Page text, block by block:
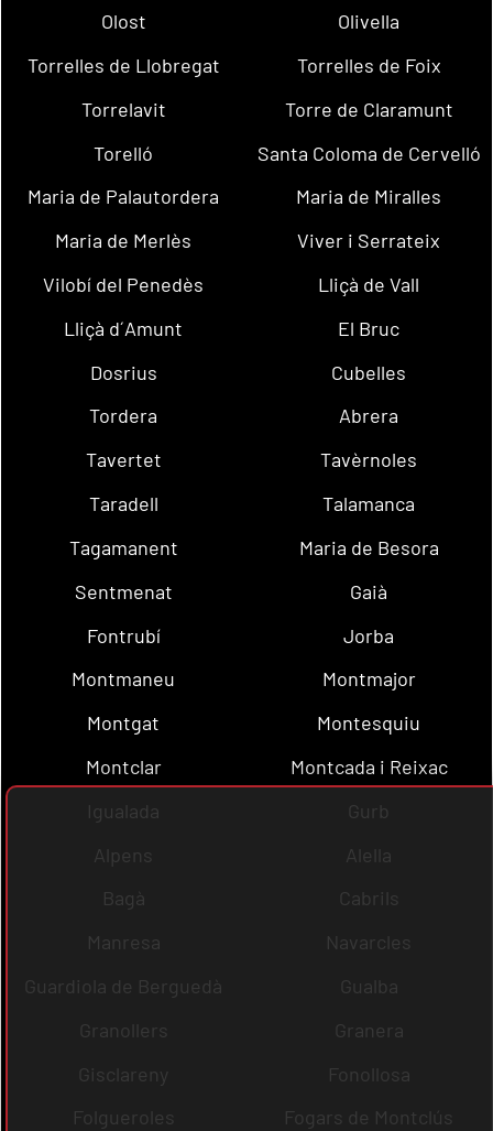
Olost
Olivella
Torrelles de Llobregat
Torrelles de Foix
Torrelavit
Torre de Claramunt
Torelló
Santa Coloma de Cervelló
Maria de Palautordera
Maria de Miralles
Maria de Merlès
Viver i Serrateix
Vilobí del Penedès
Lliçà de Vall
Lliçà d´Amunt
El Bruc
Dosrius
Cubelles
Tordera
Abrera
Tavertet
Tavèrnoles
Taradell
Talamanca
Tagamanent
Maria de Besora
Sentmenat
Gaià
Fontrubí
Jorba
Montmaneu
Montmajor
Montgat
Montesquiu
Montclar
Montcada i Reixac
Igualada
Gurb
Alpens
Alella
Bagà
Cabrils
Manresa
Navarcles
Guardiola de Berguedà
Gualba
Granollers
Granera
Gisclareny
Fonollosa
Folgueroles
Fogars de Montclús